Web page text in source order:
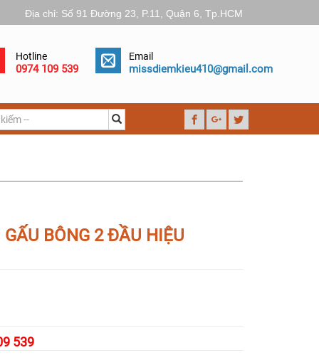
Địa chỉ: Số 91 Đường 23, P.11, Quận 6, Tp.HCM
Hotline
0974 109 539
Email
missdiemkieu410@gmail.com
BÔNG 2 ĐẦU HIỆU
539